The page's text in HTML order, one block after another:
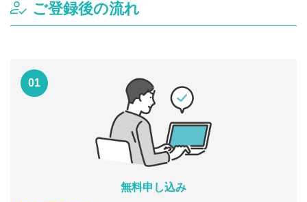
ご登録後の流れ
01
無料申し込み